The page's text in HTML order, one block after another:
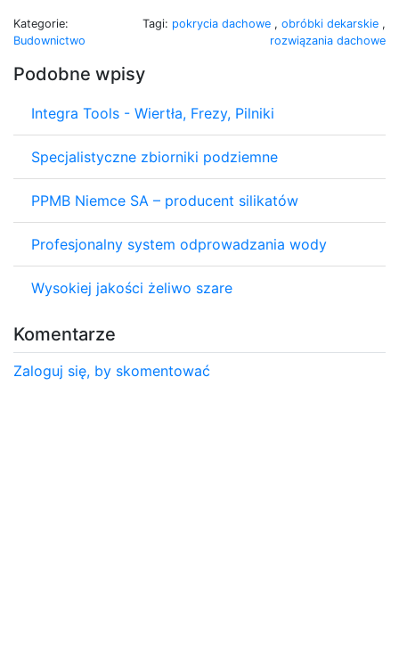
Kategorie:
Budownictwo
Tagi: pokrycia dachowe , obróbki dekarskie ,
rozwiązania dachowe
Podobne wpisy
Integra Tools - Wiertła, Frezy, Pilniki
Specjalistyczne zbiorniki podziemne
PPMB Niemce SA – producent silikatów
Profesjonalny system odprowadzania wody
Wysokiej jakości żeliwo szare
Komentarze
Zaloguj się, by skomentować